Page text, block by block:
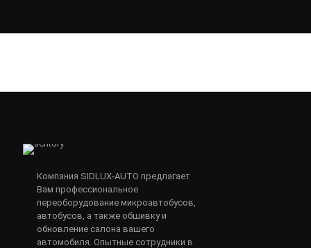
Компания SIDLUX-AUTO предлагает
Вам профессиональное
переоборудование микроавтобусов,
автобусов, а также обшивку и
обновление салона вашего
автомобиля. Опытные сотрудники в